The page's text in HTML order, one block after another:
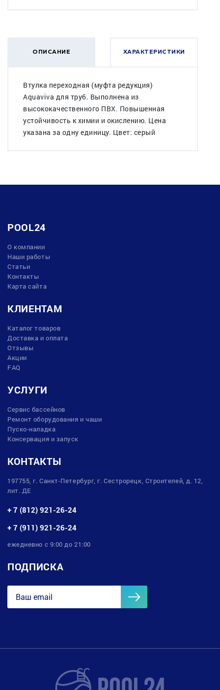
ОПИСАНИЕ ХАРАКТЕРИСТИКИ
Втулка переходная (муфта редукция)
Aquaviva для труб. Выполнена из
высококачественного ПВХ. Повышенная
устойчивость к химии и окислению. Цена
указана за одну единицу. Цвет: серый
POOL24
О компании
Наши работы
Статьи
Контакты
Карта сайта
КЛИЕНТАМ
Каталог товаров
Доставка и оплата
Отзывы
Акции
FAQ
УСЛУГИ
Сервис бассейнов
Ремонт оборудования и чаши
Пуско-наладка
Консервация и запуск
КОНТАКТЫ
197755, г. Санкт-Петербург, г. Сестрорецк, Строителей, д. 12,
лит. ДЕ
+ 7 (812) 921-26-24
+ 7 (911) 921-26-24
ежедневно с 9:00 до 21:00
ПОДПИСКА